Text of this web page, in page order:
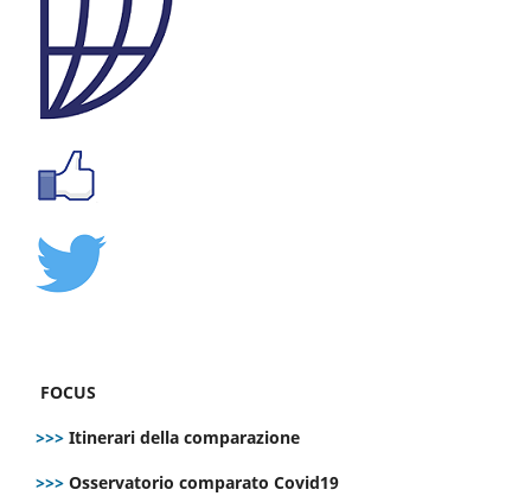
FOCUS
>>> Itinerari della comparazione
>>> Osservatorio comparato Covid19